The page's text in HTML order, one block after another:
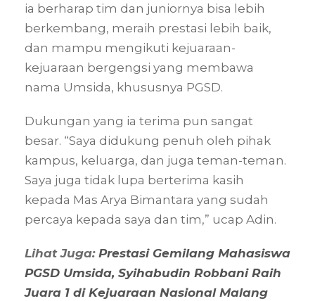
ia berharap tim dan juniornya bisa lebih
berkembang, meraih prestasi lebih baik,
dan mampu mengikuti kejuaraan-
kejuaraan bergengsi yang membawa
nama Umsida, khususnya PGSD.
Dukungan yang ia terima pun sangat
besar. “Saya didukung penuh oleh pihak
kampus, keluarga, dan juga teman-teman.
Saya juga tidak lupa berterima kasih
kepada Mas Arya Bimantara yang sudah
percaya kepada saya dan tim,” ucap Adin.
Lihat Juga: Prestasi Gemilang Mahasiswa
PGSD Umsida, Syihabudin Robbani Raih
Juara 1 di Kejuaraan Nasional Malang